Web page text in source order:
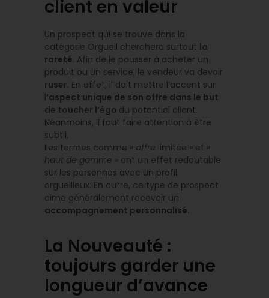
client en valeur
Un prospect qui se trouve dans la
catégorie Orgueil cherchera surtout la
rareté. Afin de le pousser à acheter un
produit ou un service, le vendeur va devoir
ruser. En effet, il doit mettre l’accent sur
l’aspect unique de son offre dans le but
de toucher l’égo du potentiel client.
Néanmoins, il faut faire attention à être
subtil.
Les termes comme « offre limitée » et «
haut de gamme » ont un effet redoutable
sur les personnes avec un profil
orgueilleux. En outre, ce type de prospect
aime généralement recevoir un
accompagnement personnalisé.
La Nouveauté :
toujours garder une
longueur d’avance